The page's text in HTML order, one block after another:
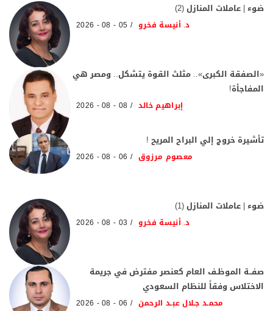
ضوء | عاملات المنازل (2)
د. أنيسة فخرو 05 - 08 - 2026
«الصفقة الكبرى».. مثلث القوة يتشكل.. ومصر هي
المفاجأة!
إبراهيم خالد 08 - 08 - 2026
تأشيرة خروج إلي البراح المريح !
معصوم مرزوق 06 - 08 - 2026
ضوء | عاملات المنازل (1)
د. أنيسة فخرو 03 - 08 - 2026
صفــة الموظـف العام كعنصر مفترض في جريمة
الاختلاس وفقاً للنظام السعودي
محمـد جـلال عبـد الرحمن 06 - 08 - 2026